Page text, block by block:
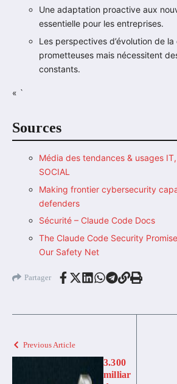
Une adaptation proactive aux
essentielle pour les entreprises.
Les perspectives d’évolution de
prometteuses mais nécessitent
constants.
« `
Sources
Média des tendances & usages
SOCIAL
Making frontier cybersecurity
defenders
Sécurité – Claude Code Docs
The Claude Code Security
Our Safety Net
Partager
Previous Article
3.300
milliar